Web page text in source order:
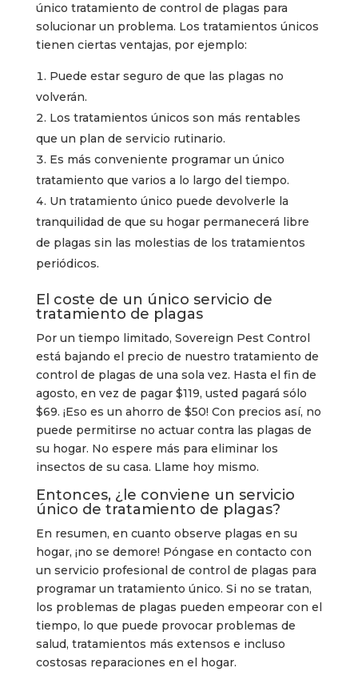
único tratamiento de control de plagas para
solucionar un problema. Los tratamientos únicos
tienen ciertas ventajas, por ejemplo:
Puede estar seguro de que las plagas no
volverán.
Los tratamientos únicos son más rentables
que un plan de servicio rutinario.
Es más conveniente programar un único
tratamiento que varios a lo largo del tiempo.
Un tratamiento único puede devolverle la
tranquilidad de que su hogar permanecerá libre
de plagas sin las molestias de los tratamientos
periódicos.
El coste de un único servicio de
tratamiento de plagas
Por un tiempo limitado, Sovereign Pest Control
está bajando el precio de nuestro tratamiento de
control de plagas de una sola vez. Hasta el fin de
agosto, en vez de pagar $119, usted pagará sólo
$69. ¡Eso es un ahorro de $50! Con precios así, no
puede permitirse no actuar contra las plagas de
su hogar. No espere más para eliminar los
insectos de su casa. Llame hoy mismo.
Entonces, ¿le conviene un servicio
único de tratamiento de plagas?
En resumen, en cuanto observe plagas en su
hogar, ¡no se demore! Póngase en contacto con
un servicio profesional de control de plagas para
programar un tratamiento único. Si no se tratan,
los problemas de plagas pueden empeorar con el
tiempo, lo que puede provocar problemas de
salud, tratamientos más extensos e incluso
costosas reparaciones en el hogar.